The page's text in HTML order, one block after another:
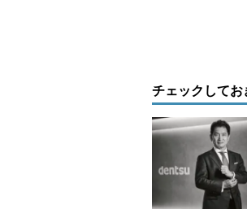
されており、
の展望につい
IE10 PP1は、
と共存できる
同時に動かす
ート（英語）を
チェックして